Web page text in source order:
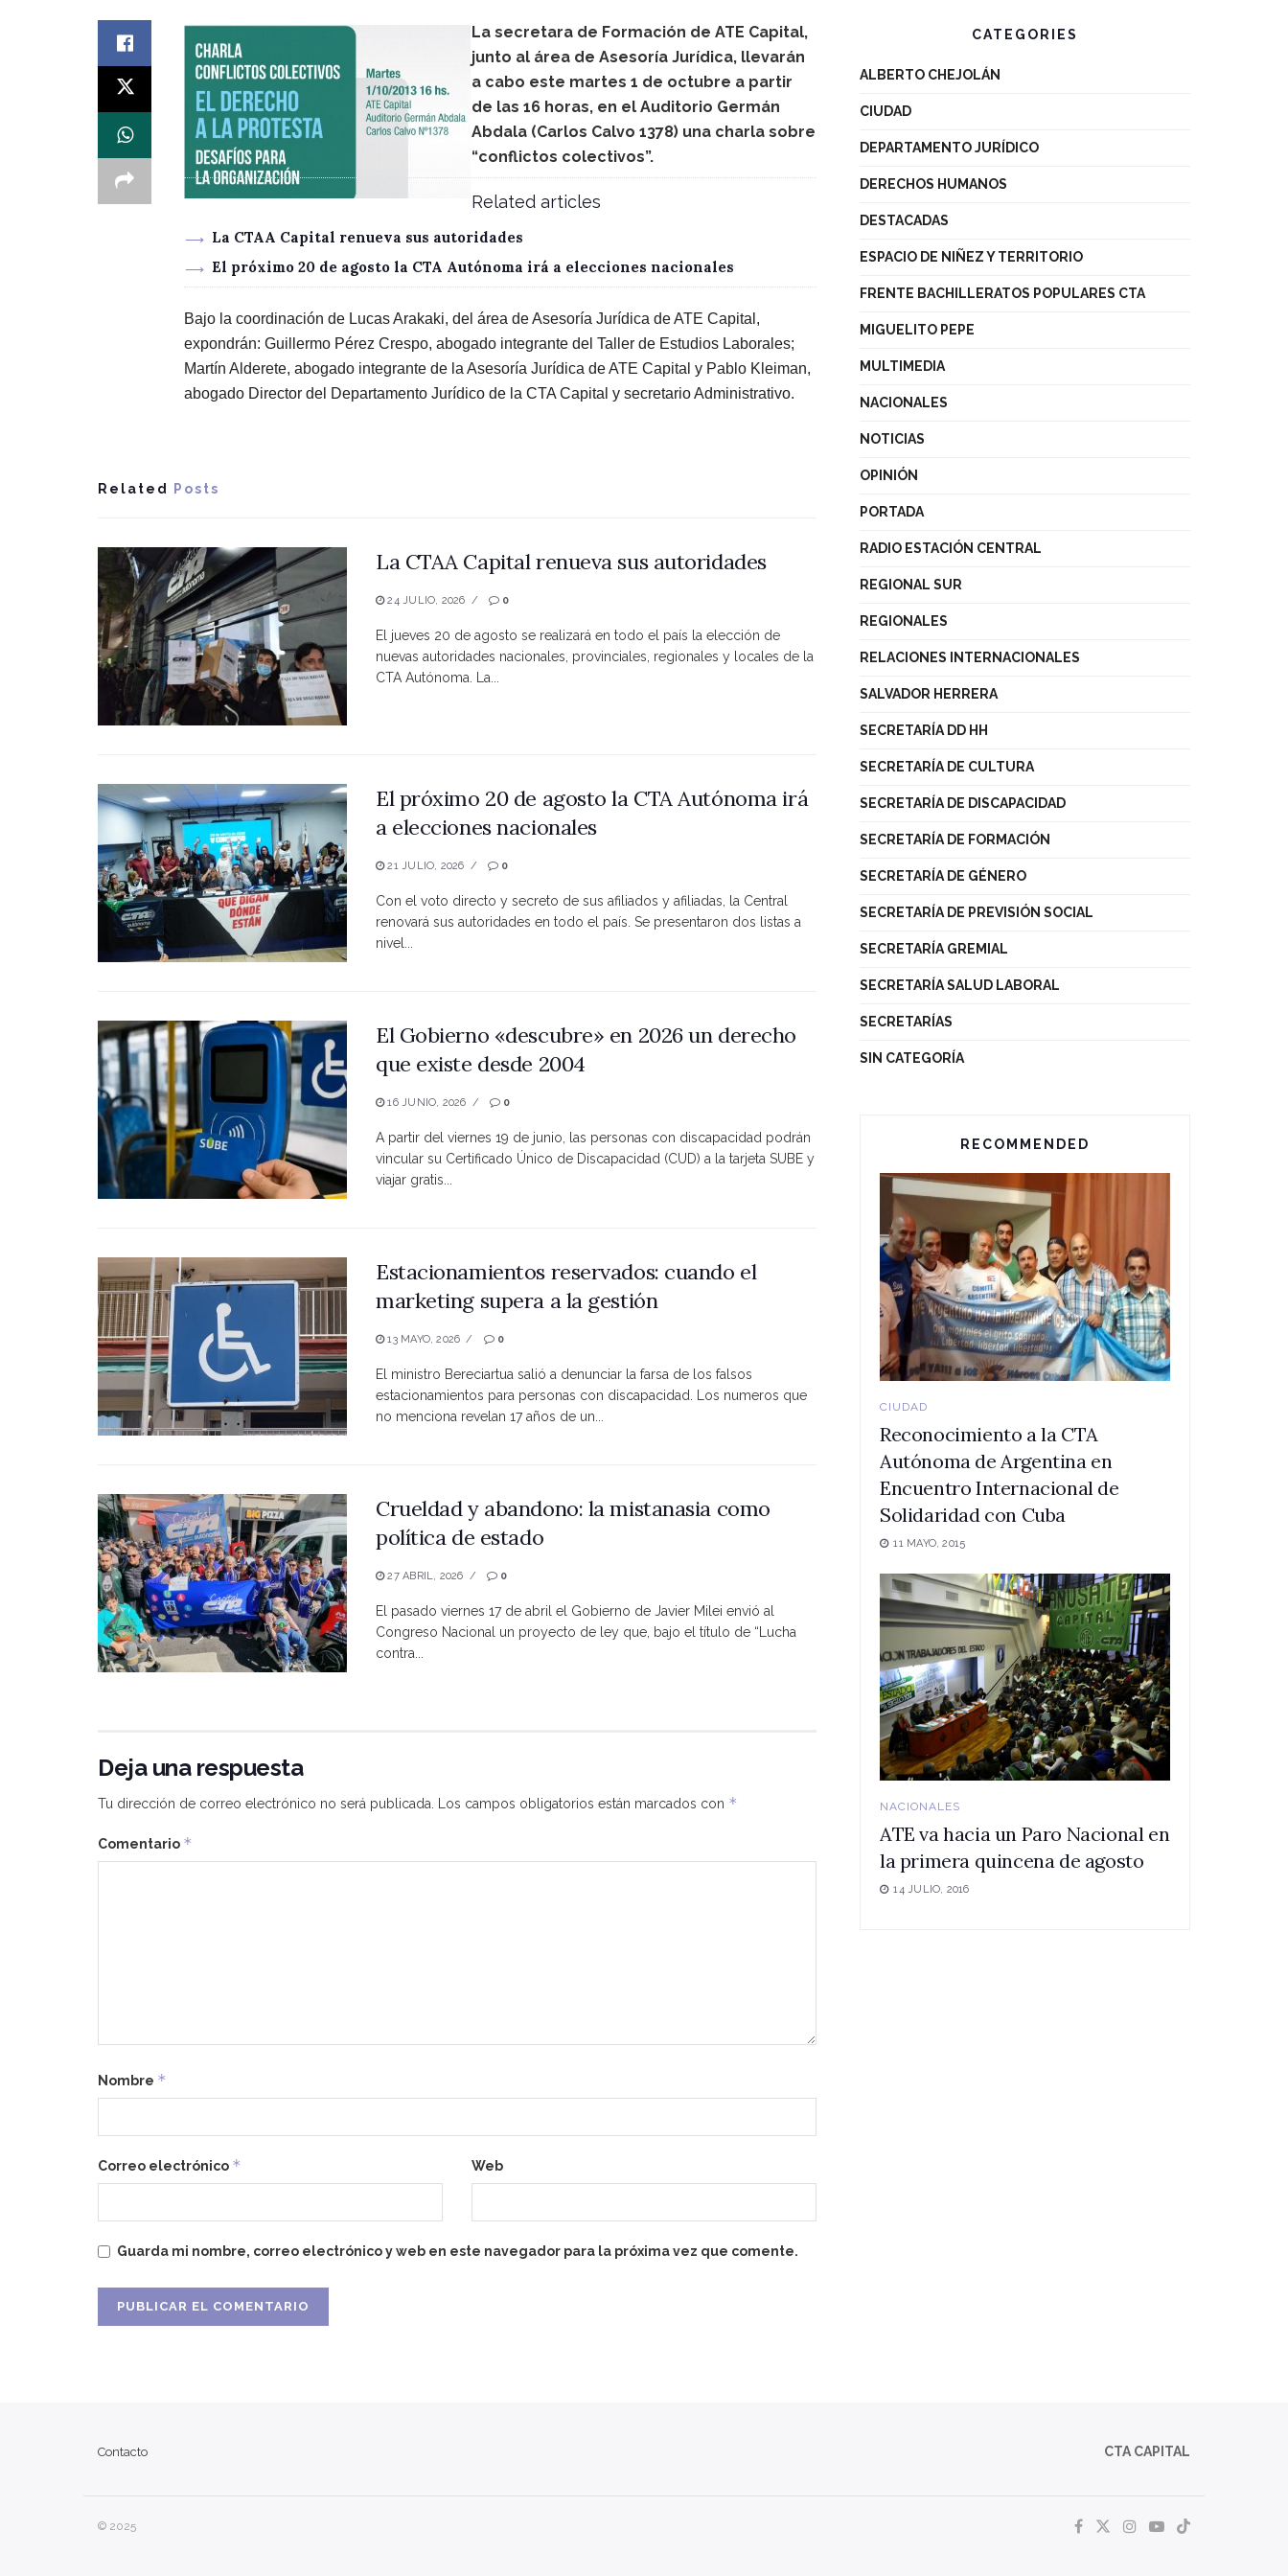
La secretara de Formación de ATE Capital,
junto al área de Asesoría Jurídica, llevarán
a cabo este martes 1 de octubre a partir
de las 16 horas, en el Auditorio Germán
Abdala (Carlos Calvo 1378) una charla sobre
“conflictos colectivos”.
Related articles
La CTAA Capital renueva sus autoridades
El próximo 20 de agosto la CTA Autónoma irá a elecciones nacionales
Bajo la coordinación de Lucas Arakaki, del área de Asesoría Jurídica de ATE Capital,
expondrán: Guillermo Pérez Crespo, abogado integrante del Taller de Estudios Laborales;
Martín Alderete, abogado integrante de la Asesoría Jurídica de ATE Capital y Pablo Kleiman,
abogado Director del Departamento Jurídico de la CTA Capital y secretario Administrativo.
Related Posts
La CTAA Capital renueva sus autoridades
24 JULIO, 2026 0
El jueves 20 de agosto se realizará en todo el país la elección de
nuevas autoridades nacionales, provinciales, regionales y locales de la
CTA Autónoma. La...
El próximo 20 de agosto la CTA Autónoma irá
a elecciones nacionales
21 JULIO, 2026 0
Con el voto directo y secreto de sus afiliados y afiliadas, la Central
renovará sus autoridades en todo el país. Se presentaron dos listas a
nivel...
El Gobierno «descubre» en 2026 un derecho
que existe desde 2004
16 JUNIO, 2026 0
A partir del viernes 19 de junio, las personas con discapacidad podrán
vincular su Certificado Único de Discapacidad (CUD) a la tarjeta SUBE y
viajar gratis...
Estacionamientos reservados: cuando el
marketing supera a la gestión
13 MAYO, 2026 0
El ministro Bereciartua salió a denunciar la farsa de los falsos
estacionamientos para personas con discapacidad. Los numeros que
no menciona revelan 17 años de un...
Crueldad y abandono: la mistanasia como
política de estado
27 ABRIL, 2026 0
El pasado viernes 17 de abril el Gobierno de Javier Milei envió al
Congreso Nacional un proyecto de ley que, bajo el título de “Lucha
contra...
Deja una respuesta
Tu dirección de correo electrónico no será publicada. Los campos obligatorios están marcados con *
Comentario *
Nombre *
Correo electrónico * Web
Guarda mi nombre, correo electrónico y web en este navegador para la próxima vez que comente.
CATEGORIES
ALBERTO CHEJOLÁN
CIUDAD
DEPARTAMENTO JURÍDICO
DERECHOS HUMANOS
DESTACADAS
ESPACIO DE NIÑEZ Y TERRITORIO
FRENTE BACHILLERATOS POPULARES CTA
MIGUELITO PEPE
MULTIMEDIA
NACIONALES
NOTICIAS
OPINIÓN
PORTADA
RADIO ESTACIÓN CENTRAL
REGIONAL SUR
REGIONALES
RELACIONES INTERNACIONALES
SALVADOR HERRERA
SECRETARÍA DD HH
SECRETARÍA DE CULTURA
SECRETARÍA DE DISCAPACIDAD
SECRETARÍA DE FORMACIÓN
SECRETARÍA DE GÉNERO
SECRETARÍA DE PREVISIÓN SOCIAL
SECRETARÍA GREMIAL
SECRETARÍA SALUD LABORAL
SECRETARÍAS
SIN CATEGORÍA
RECOMMENDED
CIUDAD
Reconocimiento a la CTA
Autónoma de Argentina en
Encuentro Internacional de
Solidaridad con Cuba
11 MAYO, 2015
NACIONALES
ATE va hacia un Paro Nacional en
la primera quincena de agosto
14 JULIO, 2016
Contacto CTA CAPITAL
© 2025